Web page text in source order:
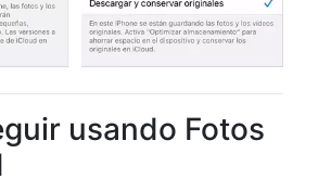
usando Fotos